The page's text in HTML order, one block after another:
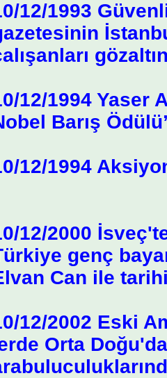
12/1993
12/1994 Yaser
Barış
12/1994
12/2000
genç
Can ile
12/2002 Eski
Orta